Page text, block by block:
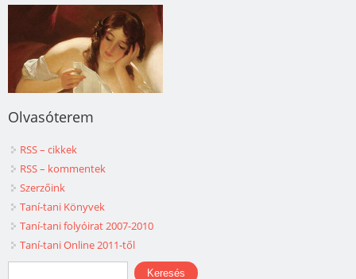
Olvasóterem
RSS – cikkek
RSS – kommentek
Szerzőink
Taní-tani Könyvek
Taní-tani folyóirat 2007-2010
Taní-tani Online 2011-től
Keresés űrlap
Keresés